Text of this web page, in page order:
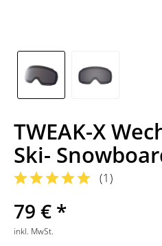
TWEAK-X
Ski-
(1)
79 € *
inkl. MwSt.